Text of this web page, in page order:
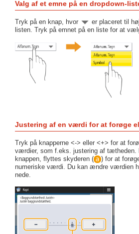
Valg af et emne på en dropdown-
Tryk på en knap, hvor
er placeret til
listen. Tryk på emnet på en liste for at
Justering af en værdi for at forøge
Tryk på knapperne <-> eller <+> for at
værdier, som f.eks. justering af tætheden.
knappen, flyttes skyderen (
) for at
numeriske værdi. Du kan ændre værdien
nede.